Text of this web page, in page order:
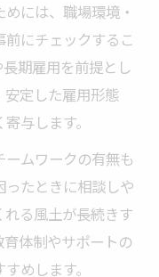
には、職場環境・
にチェックするこ
期雇用を前提とし
安定した雇用形態
与します。
ムワークの有無も
たときに相談しや
る風土が長続きす
体制やサポートの
めします。